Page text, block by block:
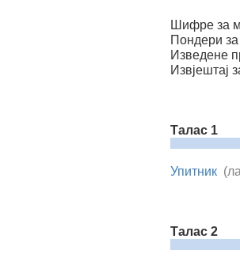
Шифре за
Пондери
Изведене
Извјештај
Талас 1
Упитник
Талас 2